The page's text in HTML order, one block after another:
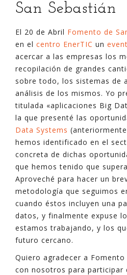
San Sebastián
El 20 de Abril Fomento de
en el centro EnerTIC un
acercar a las empresas los
recopilación de grandes
sobre todo, los sistemas de
análisis de los mismos. Yo
titulada «aplicaciones Big
la que presenté las
Data Systems
hemos identificado en el
concreta de dichas
que hemos tenido que
Aproveché para hacer un
metodología que seguimos
cuando éstos incluyen una
datos, y finalmente expuse
estamos trabajando, y los
futuro cercano.
Quiero agradecer a
con nosotros para participar